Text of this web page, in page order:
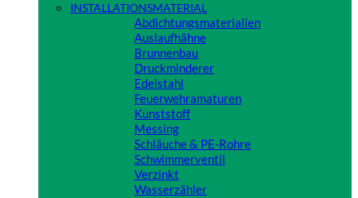
INSTALLATIONSMATERIAL
Abdichtungsmaterialien
Auslaufhähne
Brunnenbau
Druckminderer
Edelstahl
Feuerwehramaturen
Kunststoff
Messing
Schläuche & PE-Rohre
Schwimmerventil
Verzinkt
Wasserzähler